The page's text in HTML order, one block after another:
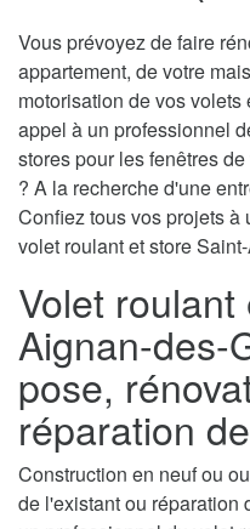
Vous prévoyez de faire
appartement, de votre
motorisation de vos
appel à un professionnel
stores pour les fenêtres
? A la recherche d'une
Confiez tous vos projets
volet roulant et store
Volet
Aignan-des-
pose,
réparation
Construction en neuf ou
de l'existant ou réparation